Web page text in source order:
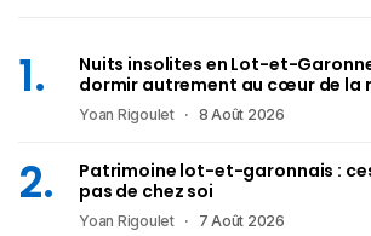
Nuits insolites en Lot-et-
dormir autrement au cœur de la
Yoan Rigoulet 8 Août 2026
Patrimoine lot-et-garonnais :
pas de chez soi
Yoan Rigoulet 7 Août 2026